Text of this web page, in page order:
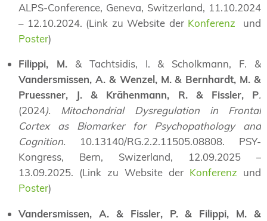
ALPS-Conference, Geneva, Switzerland, 11.10.2024
– 12.10.2024. (Link zu Website der Konferenz und
Poster)
Filippi, M.& Tachtsidis, I. & Scholkmann, F. &
Vandersmissen, A. & Wenzel, M. & Bernhardt, M. &
Pruessner, J. & Krähenmann, R. & Fissler, P.
(2024). Mitochondrial Dysregulation in Frontal
Cortex as Biomarker for Psychopathology and
Cognition. 10.13140/RG.2.2.11505.08808. PSY-
Kongress, Bern, Swizerland, 12.09.2025 –
13.09.2025. (Link zu Website der Konferenz und
Poster)
Vandersmissen, A. & Fissler, P. & Filippi, M. &